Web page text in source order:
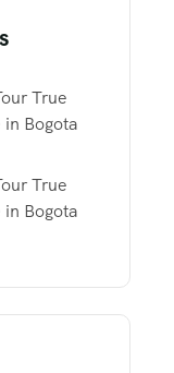
True
Bogota
True
Bogota